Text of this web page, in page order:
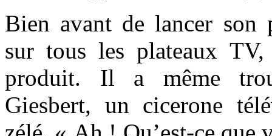
Bien avant de lancer son
sur tous les plateaux
produit. Il a même
Giesbert, un cicerone